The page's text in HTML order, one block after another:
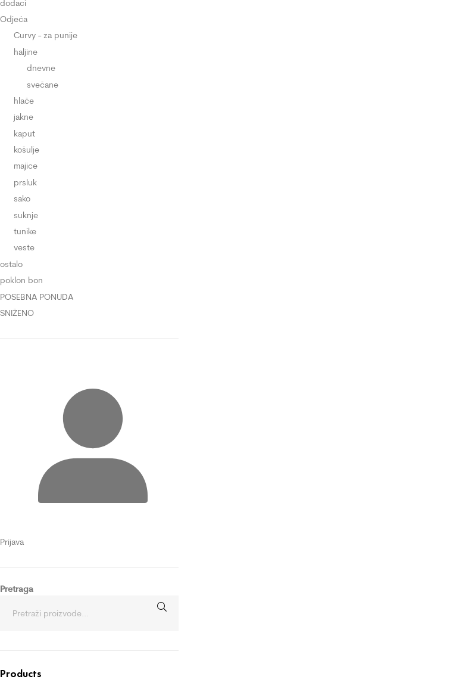
dodaci
Odjeća
Curvy - za punije
haljine
dnevne
svečane
hlače
jakne
kaput
košulje
majice
prsluk
sako
suknje
tunike
veste
ostalo
poklon bon
POSEBNA PONUDA
SNIŽENO
Prijava
Pretraga
Products